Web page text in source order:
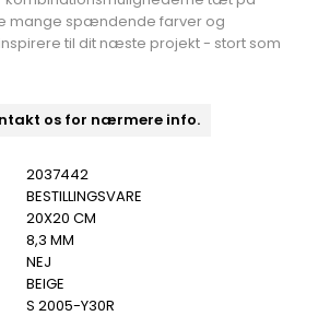
mange spændende farver og
til dit næste projekt - stort som
os for nærmere info.
2037442
BESTILLINGSVARE
20X20 CM
8,3 MM
NEJ
BEIGE
S 2005-Y30R